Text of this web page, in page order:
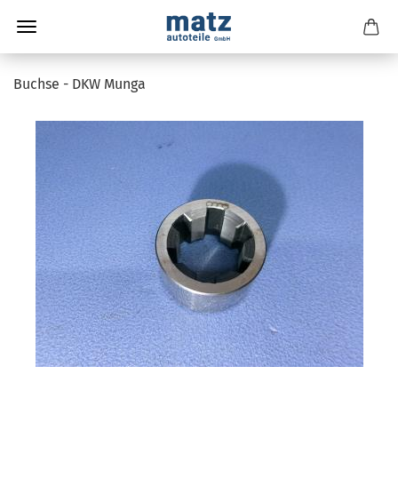
Buchse - DKW Munga